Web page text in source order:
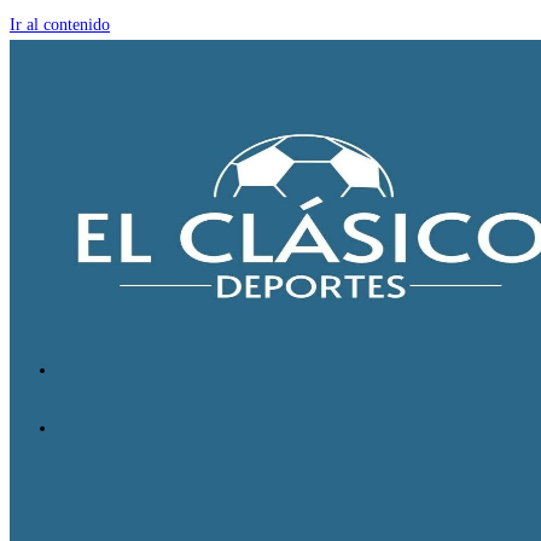
Ir al contenido